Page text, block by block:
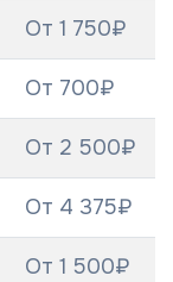
От 1 750₽
От 700₽
От 2 500₽
От 4 375₽
От 1 500₽